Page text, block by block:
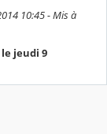
10:45 - Mis à
jeudi 9